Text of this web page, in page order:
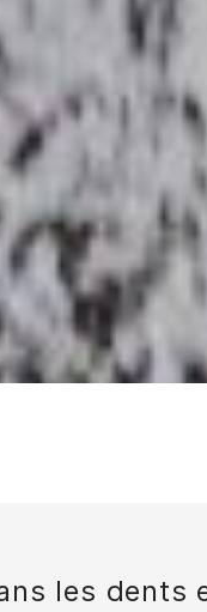
les dents